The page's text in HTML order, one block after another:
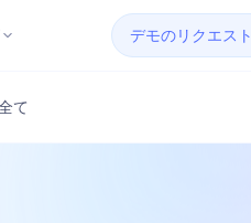
デモのリクエスト
て